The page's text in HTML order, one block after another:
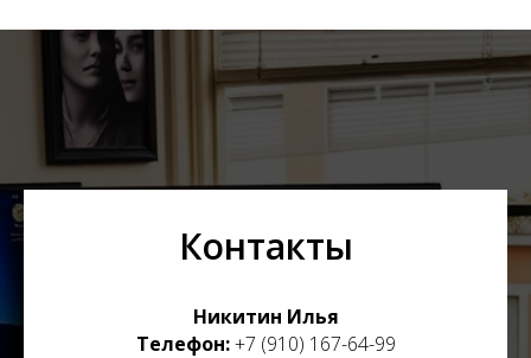
Контакты
Никитин Илья
Телефон:+7 (910) 167-64-99